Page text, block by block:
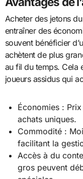
Acheter des jetons
entraîner des
souvent bénéficier
achètent de plus
au fil du temps. Cela
joueurs assidus qui
Économies :
achats uniques.
Commodité :
facilitant la
Accès à du
gros peuvent